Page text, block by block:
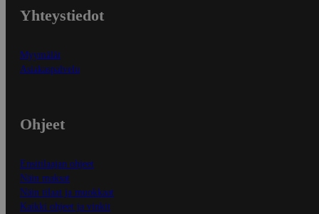
Yhteystiedot
Myymälät
Asiakaspalvelu
Ohjeet
Ensitilaajan ohjeet
Näin maksat
Näin tilaat ja muokkaat
Kaikki ohjeet ja vinkit